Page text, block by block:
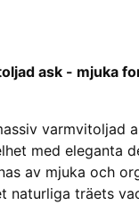
ask - mjuka
varmvitoljad
med eleganta
av mjuka och
naturliga träets